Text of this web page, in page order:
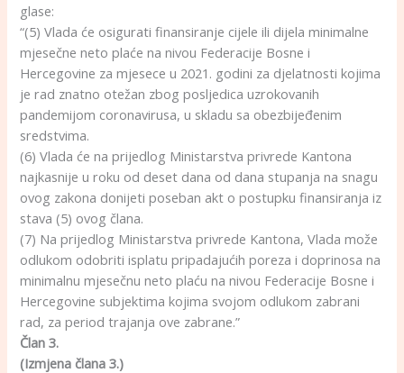
glase:
“(5) Vlada će osigurati finansiranje cijele ili dijela minimalne
mjesečne neto plaće na nivou Federacije Bosne i
Hercegovine za mjesece u 2021. godini za djelatnosti kojima
je rad znatno otežan zbog posljedica uzrokovanih
pandemijom coronavirusa, u skladu sa obezbijeđenim
sredstvima.
(6) Vlada će na prijedlog Ministarstva privrede Kantona
najkasnije u roku od deset dana od dana stupanja na snagu
ovog zakona donijeti poseban akt o postupku finansiranja iz
stava (5) ovog člana.
(7) Na prijedlog Ministarstva privrede Kantona, Vlada može
odlukom odobriti isplatu pripadajućih poreza i doprinosa na
minimalnu mjesečnu neto plaću na nivou Federacije Bosne i
Hercegovine subjektima kojima svojom odlukom zabrani
rad, za period trajanja ove zabrane.”
Član 3.
(Izmjena člana 3.)